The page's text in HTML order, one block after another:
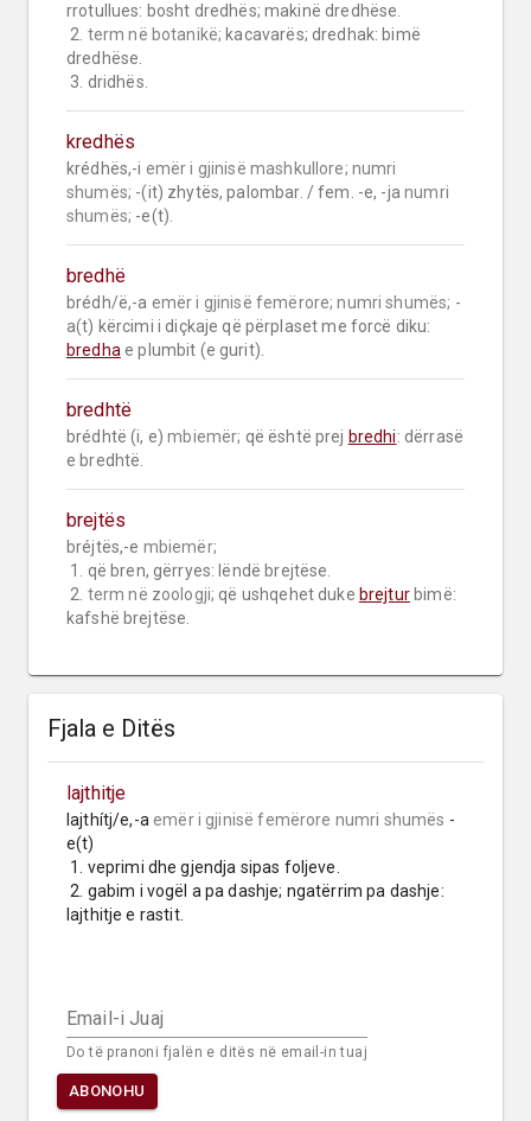
rrotullues: bosht dredhës; makinë dredhëse.
2. term në botanikë; kacavarës; dredhak: bimë
dredhëse.
3. dridhës.
kredhës
krédhës,-i emër i gjinisë mashkullore; numri
shumës; -(it) zhytës, palombar. / fem. -e, -ja numri
shumës; -e(t).
bredhë
brédh/ë,-a emër i gjinisë femërore; numri shumës; -
bredha e plumbit (e gurit).
bredhtë
brédhtë (i, e) mbiemër; që është prej bredhi: dërrasë
e bredhtë.
brejtës
bréjtës,-e mbiemër;
2. term në zoologji; që ushqehet duke brejtur bimë:
kafshë brejtëse.
Fjala e Ditës
lajthitje
lajthítj/e,-a emër i gjinisë femërore numri shumës -
e(t)
2. gabim i vogël a pa dashje; ngatërrim pa dashje:
lajthitje e rastit.
Email-i Juaj
Do të pranoni fjalën e ditës në email-in tuaj
ABONOHU